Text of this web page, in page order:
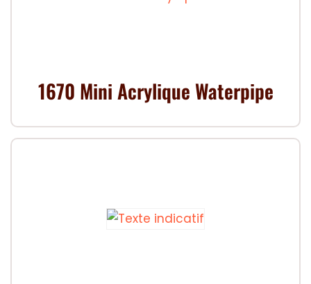
1670 Mini Acrylique Waterpipe